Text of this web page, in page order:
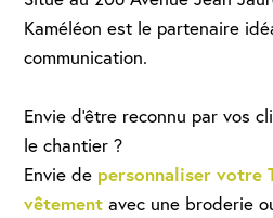
Kaméléon est le partenaire
communication.
Envie d'être reconnu par vos
le chantier ?
Envie de personnaliser votre
vêtement avec une broderie